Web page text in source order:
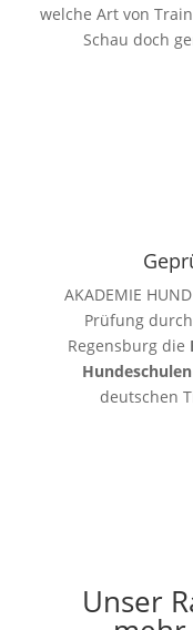
welche Art von
Schau doch
AKADEMIE
Prüfung
Regensburg die
deutschen
Unser